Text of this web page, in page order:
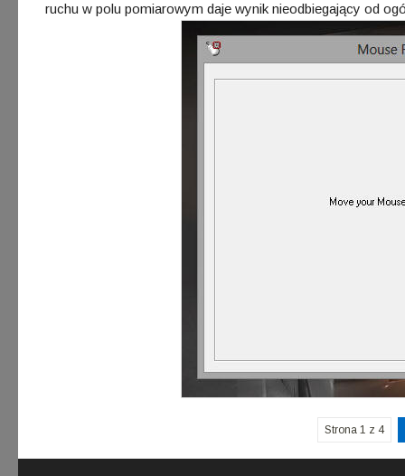
ruchu w polu pomiarowym daje wynik nieodbiegający od
Strona 1 z 4